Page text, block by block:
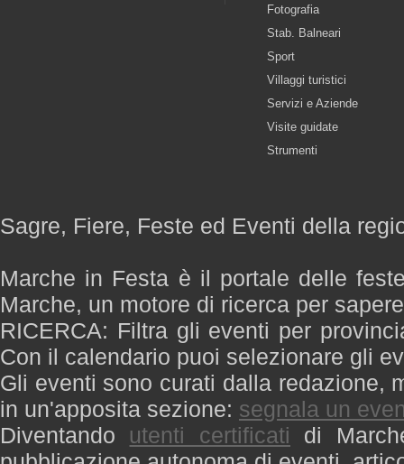
Fotografia
Stab. Balneari
Sport
Villaggi turistici
Servizi e Aziende
Visite guidate
Strumenti
Sagre, Fiere, Feste ed Eventi della
Marche in Festa è il portale delle
Marche, un motore di ricerca per
RICERCA: Filtra gli eventi per
Con il calendario puoi selezionare gli
Gli eventi sono curati dalla redazione,
in un'apposita sezione: segnala un
Diventando utenti certificati di